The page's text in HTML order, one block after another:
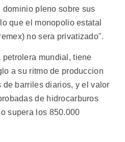
pleno sobre sus
que el monopolio estatal
no sera privatizado".
petrolera mundial, tiene
a su ritmo de produccion
barriles diarios, y el valor
de hidrocarburos
supera los 850.000